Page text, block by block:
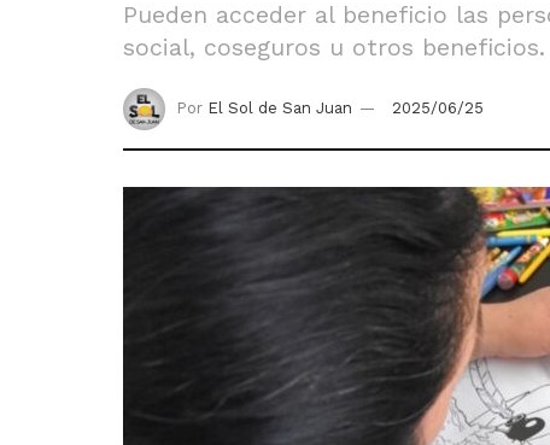
Pueden acceder al beneficio las
social, coseguros u otros beneficios.
Por El Sol de San Juan 2025/06/25